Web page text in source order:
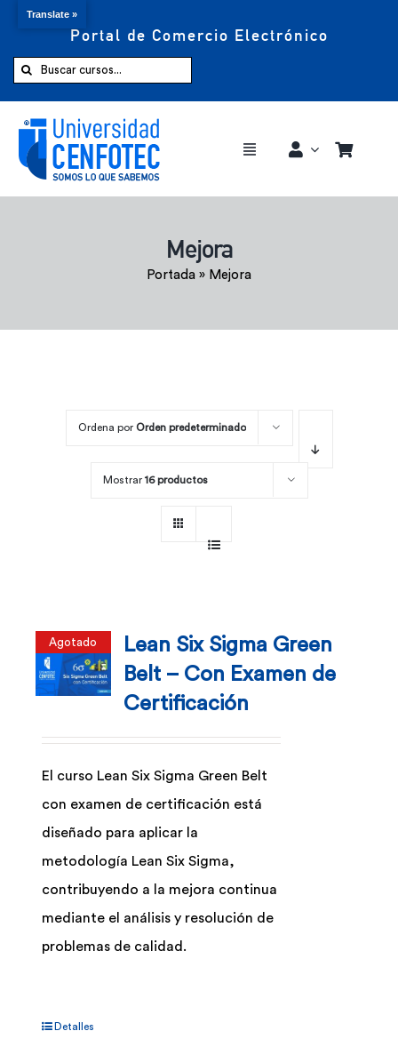
Portal de Comercio Electrónico
Buscar:
Toggle
Comprar ahora
Mejora
Portada » Mejora
Ordena por Orden predeterminado
Mostrar 16 productos
Agotado
Lean Six Sigma Green
Belt – Con Examen de
Certificación
El curso Lean Six Sigma Green Belt
con examen de certificación está
diseñado para aplicar la
metodología Lean Six Sigma,
contribuyendo a la mejora continua
mediante el análisis y resolución de
problemas de calidad.
Detalles
Translate »